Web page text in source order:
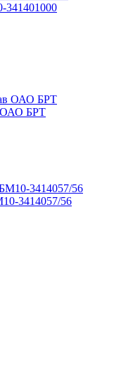
341401000
ОАО БРТ
3414057/56